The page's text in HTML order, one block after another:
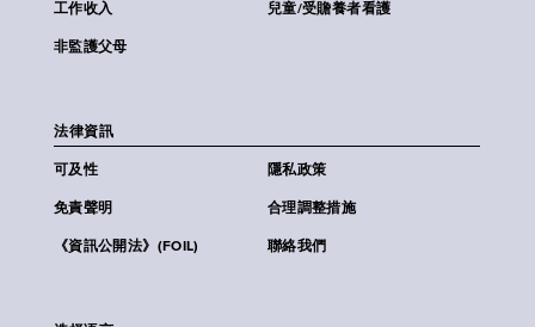
工作收入 兒童/受贍養者看護
非監護父母
法律資訊
可及性 隱私政策
免責聲明 合理調整措施
《資訊公開法》(FOIL) 聯絡我們